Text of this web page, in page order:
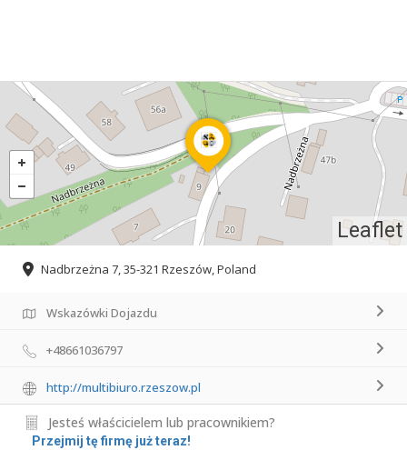
Leaflet
Nadbrzeżna 7, 35-321 Rzeszów, Poland
Wskazówki Dojazdu
+48661036797
http://multibiuro.rzeszow.pl
Jesteś właścicielem lub pracownikiem?
Przejmij tę firmę już teraz!